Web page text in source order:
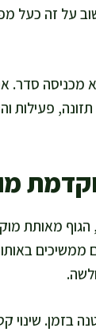
על זה
מכניסה סדר.
פעילות
מאותת
באותו
בזמן. שינוי